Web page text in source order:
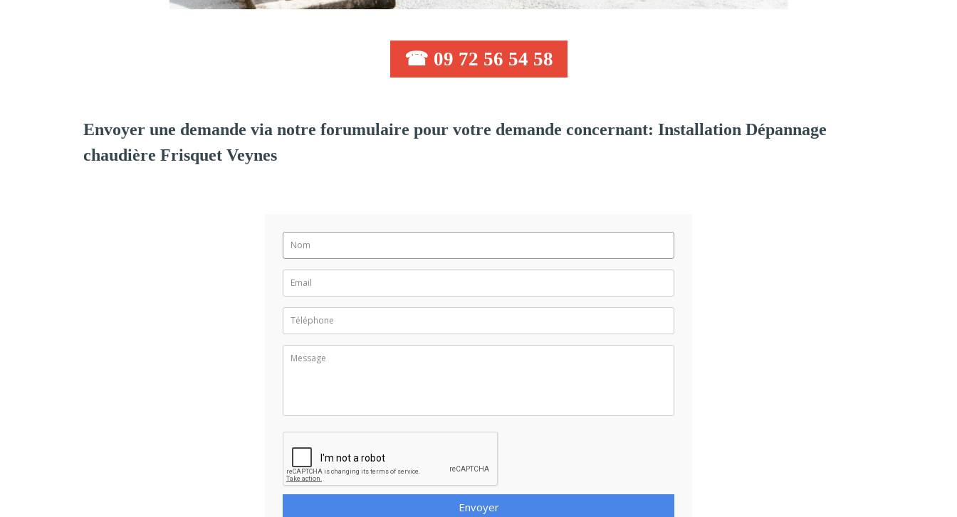
☎ 09 72 56 54 58
Envoyer une demande via notre forumulaire pour votre demande concernant: Installation Dépannage
chaudière Frisquet Veynes
Envoyer